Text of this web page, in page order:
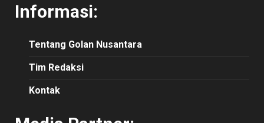
Informasi:
Tentang Golan Nusantara
Tim Redaksi
Kontak